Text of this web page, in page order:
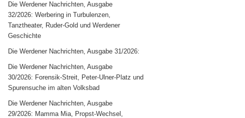
Die Werdener Nachrichten, Ausgabe
32/2026: Werbering in Turbulenzen,
Tanztheater, Ruder-Gold und Werdener
Geschichte
Die Werdener Nachrichten, Ausgabe 31/2026:
Die Werdener Nachrichten, Ausgabe
30/2026: Forensik-Streit, Peter-Ulner-Platz und
Spurensuche im alten Volksbad
Die Werdener Nachrichten, Ausgabe
29/2026: Mamma Mia, Propst-Wechsel,